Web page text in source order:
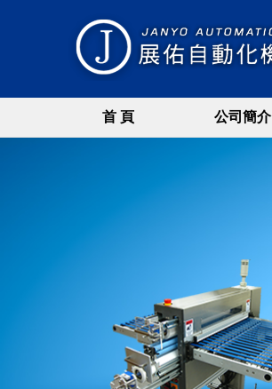
首 頁 公司簡介